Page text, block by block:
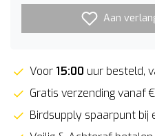
Aan
Voor 15:00 uur besteld,
Gratis verzending vanaf
Birdsupply spaarpunt bij